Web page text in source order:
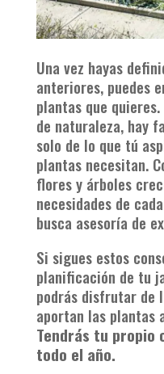
Una vez hayas
anteriores, puedes
plantas que
de naturaleza, hay
solo de lo que tú
plantas necesitan.
flores y árboles
necesidades de
busca asesoría de
Si sigues estos
planificación de tu
podrás disfrutar de
aportan las plantas
Tendrás tu propio
todo el año.